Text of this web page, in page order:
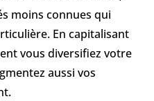
moins connues qui
En capitalisant
vous diversifiez votre
aussi vos